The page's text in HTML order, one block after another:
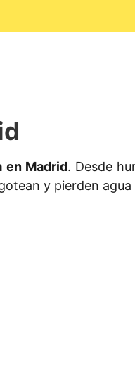
en Madrid. Desde
y pierden